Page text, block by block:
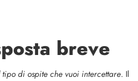
breve
di ospite che vuoi intercettare. Il